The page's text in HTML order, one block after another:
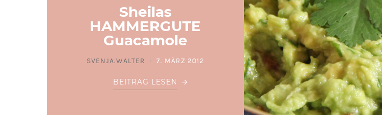
Sheilas
HAMMERGUTE
Guacamole
SVENJA.WALTER
POSTED ON
7. MÄRZ 2012
BEITRAG LESEN